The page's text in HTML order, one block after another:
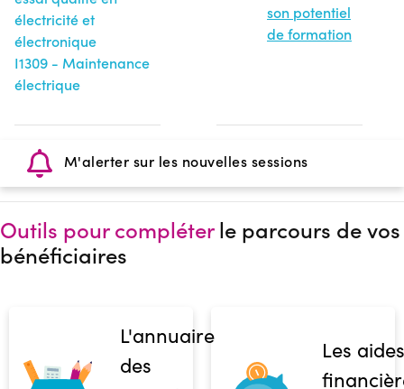
électricité et
électronique
I1309 - Maintenance
électrique
son potentiel
de formation
M'alerter sur les nouvelles sessions
Outils pour compléterle parcours de vos
bénéficiaires
L'annuaire
des
Les aides